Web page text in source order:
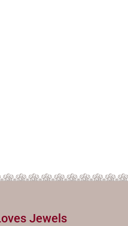
Jewels